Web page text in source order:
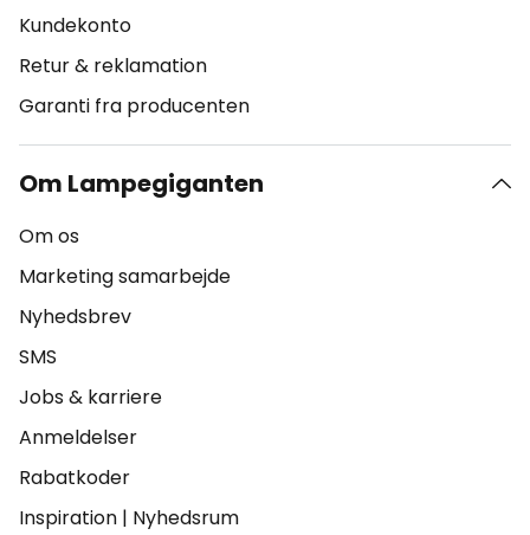
Kundekonto
Retur & reklamation
Garanti fra producenten
Om Lampegiganten
Om os
Marketing samarbejde
Nyhedsbrev
SMS
Jobs & karriere
Anmeldelser
Rabatkoder
Inspiration | Nyhedsrum